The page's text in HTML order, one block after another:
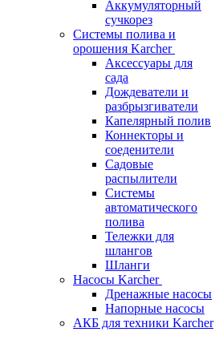
Аккумуляторный
сучкорез
Системы полива и
орошения Karcher
Аксессуары для
сада
Дождеватели и
разбрызгиватели
Капелярный полив
Коннекторы и
соеденители
Садовые
распылители
Системы
автоматического
полива
Тележки для
шлангов
Шланги
Насосы Karcher
Дренажные насосы
Напорные насосы
АКБ для техники Karcher